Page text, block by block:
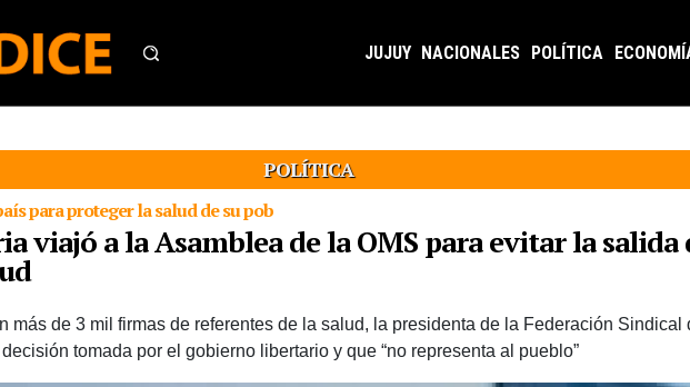
JUJUY NACIONALES POLÍTICA
POLÍTICA
para proteger la salud de su pob
viajó a la Asamblea de la OMS para evitar la
más de 3 mil firmas de referentes de la salud, la presidenta de la Federación Sindical
tomada por el gobierno libertario y que “no representa al pueblo”